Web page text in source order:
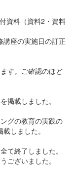
資料（資料2・資料
座の実施日の訂正
す。ご確認のほど
を掲載しました。
グの教育の実践の
しました。
て終了しました。
ございました。